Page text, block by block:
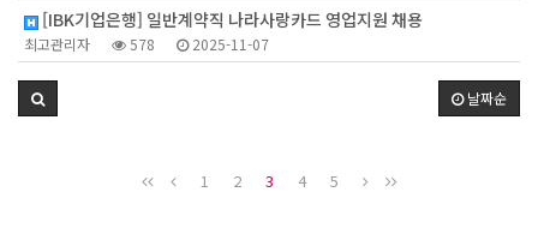
[IBK기업은행] 일반계약직 나라사랑카드 영업지원 채용
최고관리자 578 2025-11-07
날짜순
1 2 3 4 5